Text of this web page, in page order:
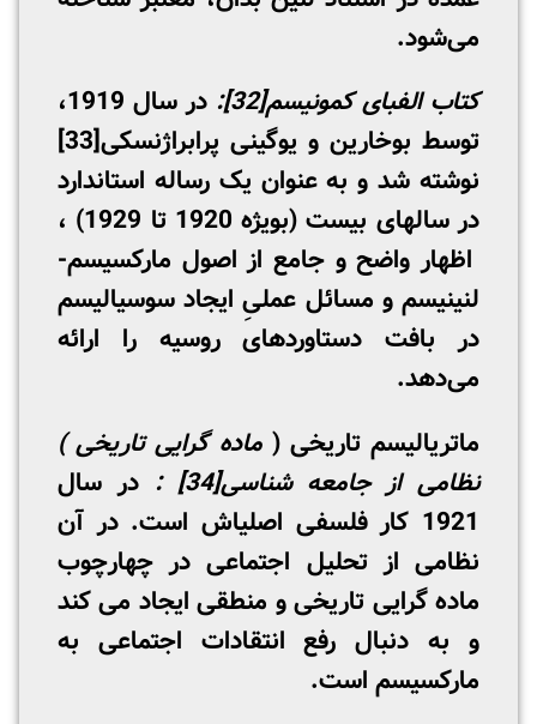
می‌شود.
کتابالفبای کمونیسم[32]
:
در سال 1919،
توسط بوخارین و یوگینی پرابراژنسکی[33]
نوشته شد و به عنوان یک رساله استاندارد
در سالهای بیست (بویژه 1920 تا 1929) ،
اظهار واضح و جامع از اصول مارکسیسم-
لنینیسم و مسائل عملیِ ایجاد سوسیالیسم
در بافت دستاوردهای روسیه را ارائه
می‌دهد.
ماتریالیسم تاریخی (ماده­ گرایی تاریخی )
نظامی از جامعه شناسی[34]
: در سال
1921 کار فلسفی اصلی­اش است. در آن
نظامی از تحلیل اجتماعی در چهارچوب
ماده­ گرایی تاریخی و منطقی ایجاد می ­کند
و به دنبال رفع انتقادات اجتماعی به
مارکسیسم است.